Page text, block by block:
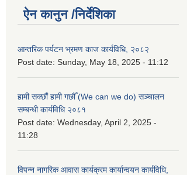
ऐन कानुन /निर्देशिका
आन्तरिक पर्यटन भ्रमण काज कार्यविधि, २०८२
Post date: Sunday, May 18, 2025 - 11:12
हामी सक्छौं हामी गछौँ (We can we do) सञ्चालन
सम्बन्धी कार्यविधि २०८१
Post date: Wednesday, April 2, 2025 -
11:28
विपन्न नागरिक आवास कार्यक्रम कार्यान्वयन कार्यविधि,